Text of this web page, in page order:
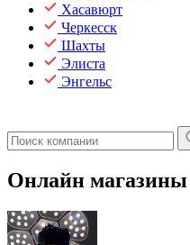
Хасавюрт
Черкесск
Шахты
Элиста
Энгельс
Онлайн магазины